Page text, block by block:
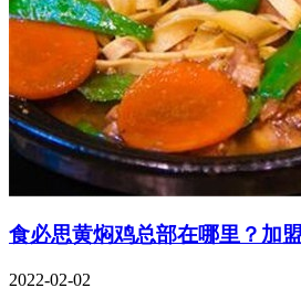
食必思黄焖鸡总部在哪里？加
2022-02-02